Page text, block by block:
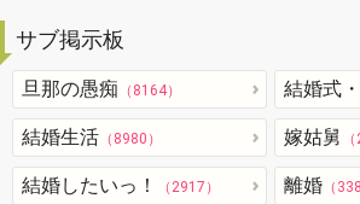
サブ掲示板
旦那の愚痴 （8164） 結婚式
結婚生活 （8980） 嫁姑舅
結婚したいっ！ （2917） 離婚 （